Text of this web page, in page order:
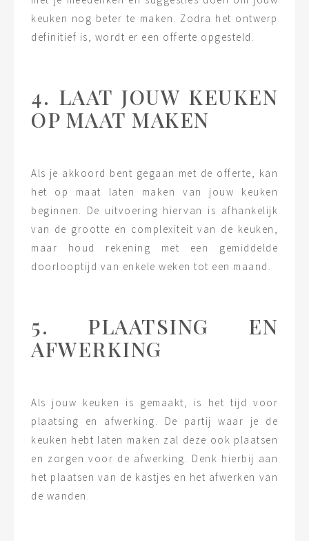
keuken nog beter te maken. Zodra het ontwerp
definitief is, wordt er een offerte opgesteld.
4. LAAT JOUW KEUKEN
OP MAAT MAKEN
Als je akkoord bent gegaan met de offerte, kan
het op maat laten maken van jouw keuken
beginnen. De uitvoering hiervan is afhankelijk
van de grootte en complexiteit van de keuken,
maar houd rekening met een gemiddelde
doorlooptijd van enkele weken tot een maand.
5. PLAATSING EN
AFWERKING
Als jouw keuken is gemaakt, is het tijd voor
plaatsing en afwerking. De partij waar je de
keuken hebt laten maken zal deze ook plaatsen
en zorgen voor de afwerking. Denk hierbij aan
het plaatsen van de kastjes en het afwerken van
de wanden.